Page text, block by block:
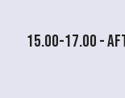
15.00-17.00 -